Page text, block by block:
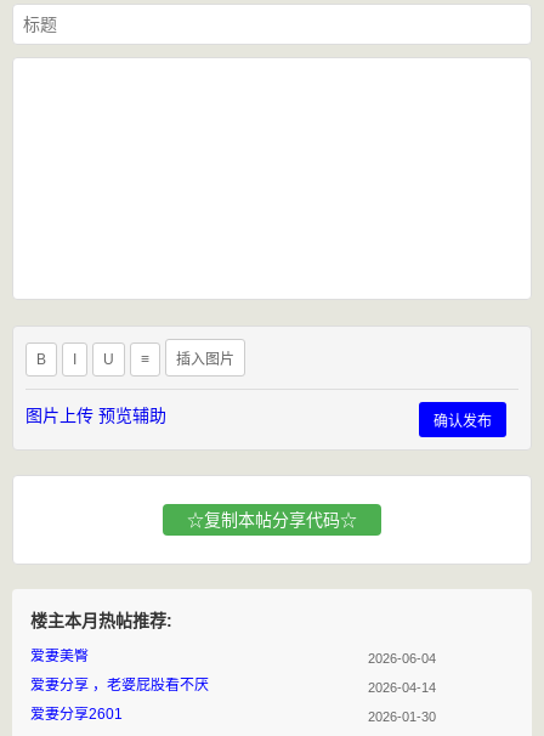
B I U ≡ 插入图片
图片上传 预览辅助 确认发布
☆复制本帖分享代码☆
楼主本月热帖推荐:
爱妻美臀 2026-06-04
爱妻分享 ，老婆屁股看不厌 2026-04-14
爱妻分享2601 2026-01-30